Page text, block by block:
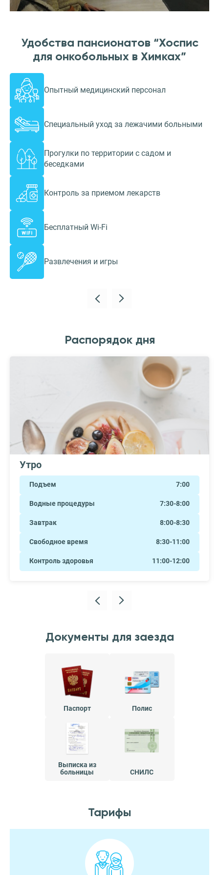
Удобства пансионатов “Хоспис
для онкобольных в Химках”
Опытный медицинский персонал
Специальный уход за лежачими больными
Прогулки по территории с садом и
беседками
Контроль за приемом лекарств
Бесплатный Wi-Fi
Развлечения и игры
Распорядок дня
Утро
Подъем 7:00
Водные процедуры 7:30-8:00
Завтрак 8:00-8:30
Свободное время 8:30-11:00
Контроль здоровья 11:00-12:00
Документы для заезда
Паспорт Полис
Выписка из
больницы
СНИЛС
Тарифы